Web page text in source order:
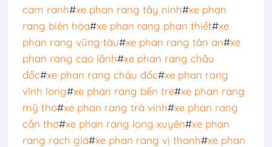
cam ranh#xe phan rang tây ninh#xe phan
rang biên hòa#xe phan rang phan thiết#xe
phan rang vũng tàu#xe phan rang tân an#xe
phan rang cao lãnh#xe phan rang châu
đốc#xe phan rang châu đốc#xe phan rang
vĩnh long#xe phan rang bến tre#xe phan rang
mỹ tho#xe phan rang trà vinh#xe phan rang
cần thơ#xe phan rang long xuyên#xe phan
rang rạch giá#xe phan rang vị thanh#xe phan